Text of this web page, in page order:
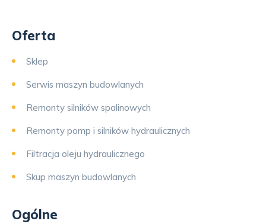
Oferta
Sklep
Serwis maszyn budowlanych
Remonty silników spalinowych
Remonty pomp i silników hydraulicznych
Filtracja oleju hydraulicznego
Skup maszyn budowlanych
Ogólne